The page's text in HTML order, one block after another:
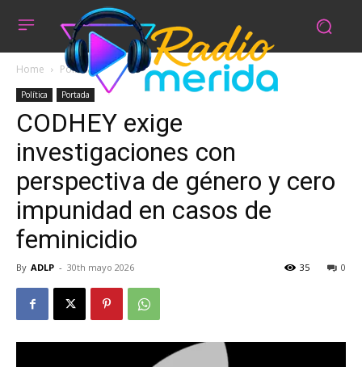
Home Política
Política Portada
CODHEY exige
investigaciones con
perspectiva de género y cero
impunidad en casos de
feminicidio
By ADLP - 30th mayo 2026 0
35